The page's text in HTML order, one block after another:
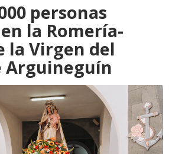
personas
la Romería-
la Virgen del
Arguineguín